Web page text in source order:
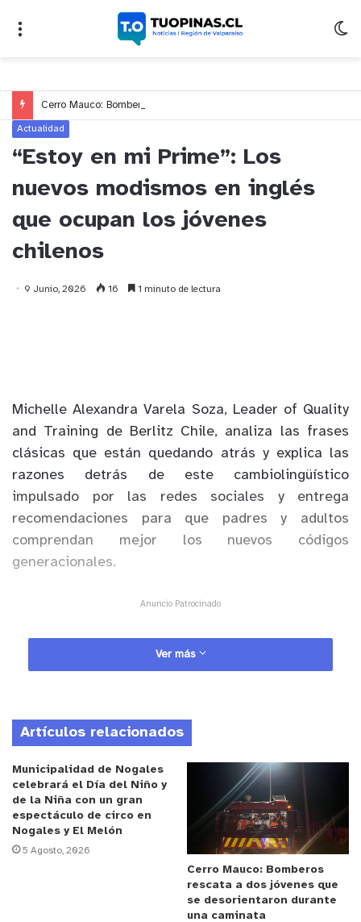
Actualidad
“Estoy en mi Prime”: Los
nuevos modismos en inglés
que ocupan los jóvenes
chilenos
9 Junio, 2026 16 1 minuto de lectura
Michelle Alexandra Varela Soza, Leader of Quality
and Training de Berlitz Chile, analiza las frases
clásicas que están quedando atrás y explica las
razones detrás de este cambiolingüístico
impulsado por las redes sociales y entrega
recomendaciones para que padres y adultos
comprendan mejor los nuevos códigos
generacionales.
Anuncio Patrocinado
Durante años, expresiones como “bacán”, “la lleva”,
parte del lenguaje cotidiano de los jóvenes
chilenos. Sin embargo, hoy una nueva generación
está incorporando cada vez más palabras y frases
en inglés a sus conversaciones diarias,
influenciada por redes sociales como TikTok,
Instagram y YouTube, además de creadores de
contenido, series, música y videojuegos.
Ver más
Artículos relacionados
Municipalidad de Nogales
celebrará el Día del Niño y
de la Niña con un gran
espectáculo de circo en
Nogales y El Melón
5 Agosto, 2026
Cerro Mauco: Bomberos
rescata a dos jóvenes que
se desorientaron durante
una caminata